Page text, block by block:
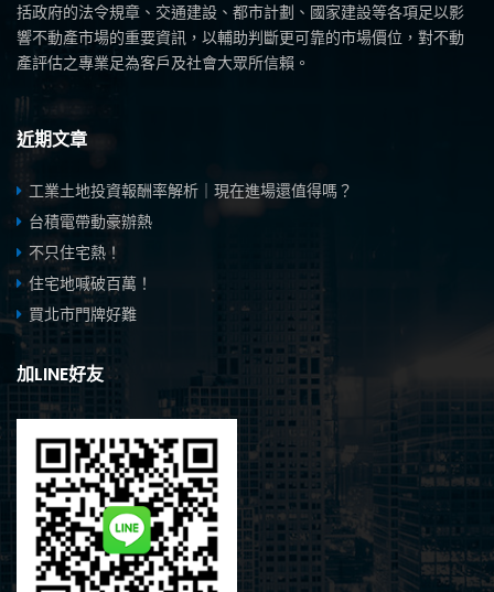
括政府的法令規章、交通建設、都市計劃、國家建設等各項足以影
響不動產市場的重要資訊，以輔助判斷更可靠的市場價位，對不動
產評估之專業足為客戶及社會大眾所信賴。
近期文章
工業土地投資報酬率解析｜現在進場還值得嗎？
台積電帶動豪辦熱
不只住宅熱！
住宅地喊破百萬！
買北市門牌好難
加LINE好友